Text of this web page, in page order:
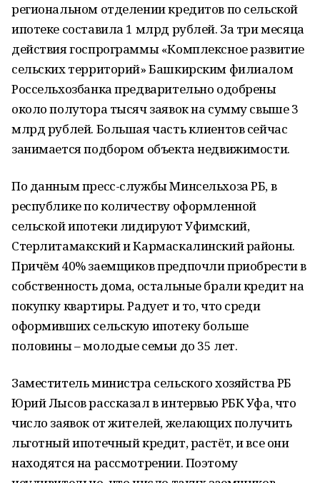
региональном отделении кредитов по сельской
ипотеке составила 1 млрд рублей. За три месяца
действия госпрограммы «Комплексное развитие
сельских территорий» Башкирским филиалом
Россельхозбанка предварительно одобрены
около полутора тысяч заявок на сумму свыше 3
млрд рублей. Большая часть клиентов сейчас
занимается подбором объекта недвижимости.
По данным пресс-службы Минсельхоза РБ, в
республике по количеству оформленной
сельской ипотеки лидируют Уфимский,
Стерлитамакский и Кармаскалинский районы.
Причём 40% заемщиков предпочли приобрести в
собственность дома, остальные брали кредит на
покупку квартиры. Радует и то, что среди
оформивших сельскую ипотеку больше
половины – молодые семьи до 35 лет.
Заместитель министра сельского хозяйства РБ
Юрий Лысов рассказал в интервью РБК Уфа, что
число заявок от жителей, желающих получить
льготный ипотечный кредит, растёт, и все они
находятся на рассмотрении. Поэтому